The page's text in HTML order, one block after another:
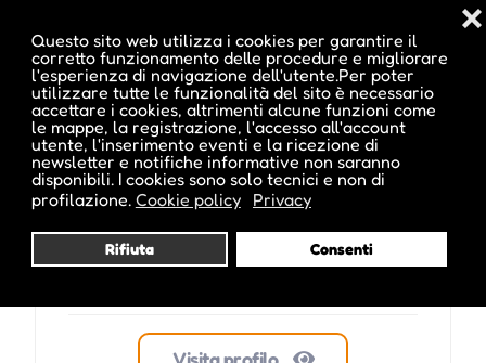
Questo sito web utilizza i cookies per garantire il
corretto funzionamento delle procedure e migliorare
l'esperienza di navigazione dell'utente.Per poter
utilizzare tutte le funzionalità del sito è necessario
accettare i cookies, altrimenti alcune funzioni come
le mappe, la registrazione, l'accesso all'account
utente, l'inserimento eventi e la ricezione di
newsletter e notifiche informative non saranno
disponibili. I cookies sono solo tecnici e non di
profilazione. Cookie policy Privacy
Rifiuta Consenti
❌
Claudia